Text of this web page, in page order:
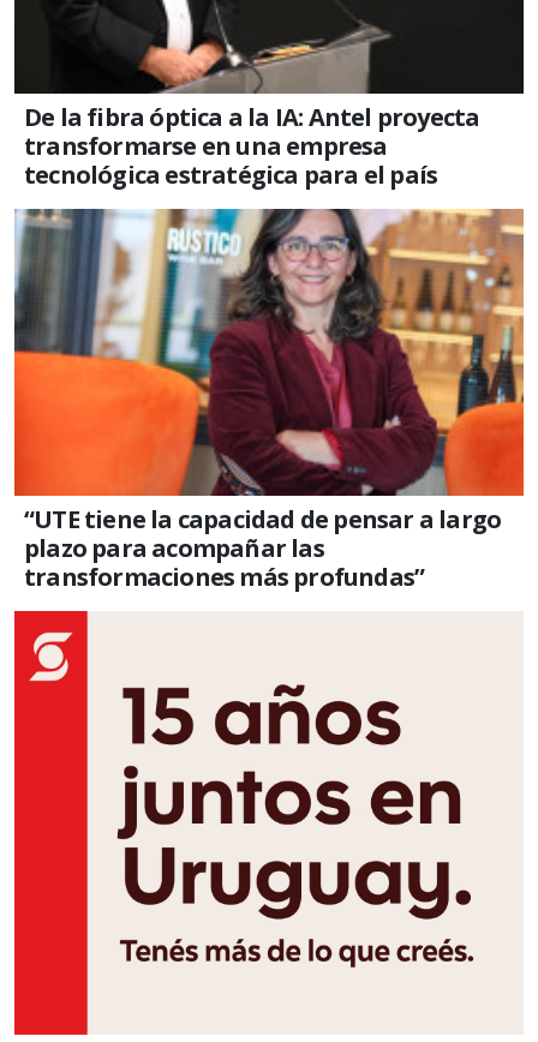
De la fibra óptica a la IA: Antel proyecta
transformarse en una empresa
tecnológica estratégica para el país
“UTE tiene la capacidad de pensar a largo
plazo para acompañar las
transformaciones más profundas”